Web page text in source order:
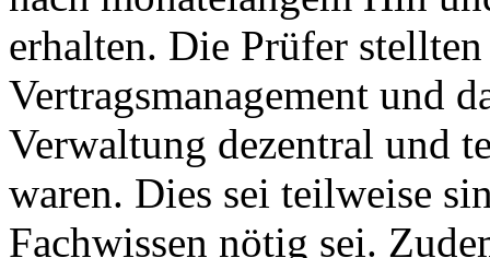
erhalten. Die Prüfer stellten
Vertragsmanagement und
Verwaltung dezentral und
waren. Dies sei teilweise
Fachwissen nötig sei.